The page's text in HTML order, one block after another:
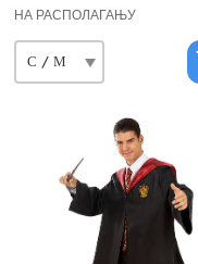
НА РАСПОЛАГАЊУ